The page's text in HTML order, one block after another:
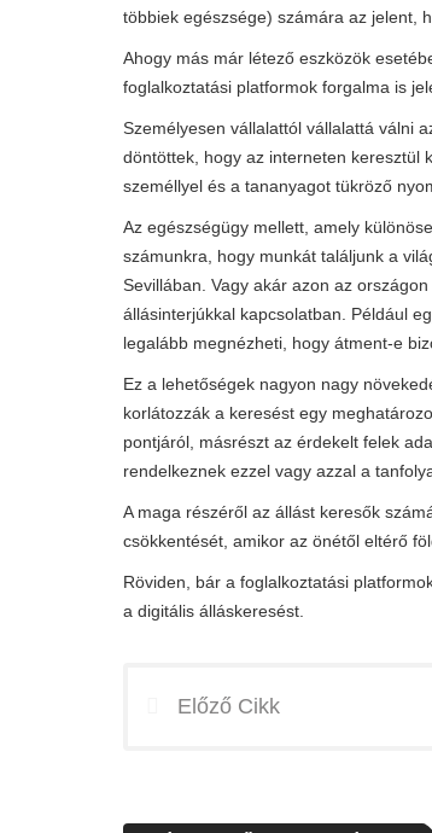
többiek egészsége) számára az jelent,
Ahogy más már létező eszközök
foglalkoztatási platformok forgalma is
Személyesen vállalattól vállalattá válni
döntöttek, hogy az interneten keresztül
személlyel és a tananyagot tükröző
Az egészségügy mellett, amely
számunkra, hogy munkát találjunk a
Sevillában. Vagy akár azon az
állásinterjúkkal kapcsolatban. Például
legalább megnézheti, hogy átment-e
Ez a lehetőségek nagyon nagy
korlátozzák a keresést egy
pontjáról, másrészt az érdekelt felek
rendelkeznek ezzel vagy azzal a
A maga részéről az állást keresők
csökkentését, amikor az önétől eltérő
Röviden, bár a foglalkoztatási
a digitális álláskeresést.
Előző Cikk